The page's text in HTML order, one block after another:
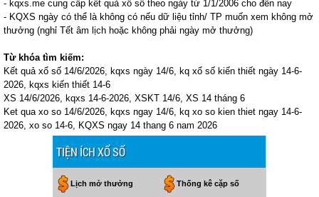
- kqxs.me cung cấp kết quả xổ số theo ngày từ 1/1/2006 cho đến nay
- KQXS ngày có thể là không có nếu dữ liệu tỉnh/ TP muốn xem không mở
thưởng (nghỉ Tết âm lịch hoặc không phải ngày mở thưởng)
Từ khóa tìm kiếm:
Kết quả xổ số 14/6/2026, kqxs ngày 14/6, kq xổ số kiến thiết ngày 14-6-
2026, kqxs kiến thiết 14-6
XS 14/6/2026, kqxs 14-6-2026, XSKT 14/6, XS 14 tháng 6
Ket qua xo so 14/6/2026, kqxs ngay 14/6, kq xo so kien thiet ngay 14-6-
2026, xo so 14-6, KQXS ngay 14 thang 6 nam 2026
TIỆN ÍCH XỔ SỐ
Lịch mở thưởng Thống kê cặp số